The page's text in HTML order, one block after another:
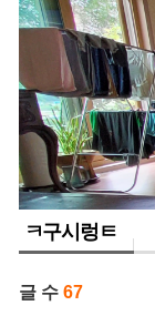
ㅋ구시렁ㅌ
글 수 67